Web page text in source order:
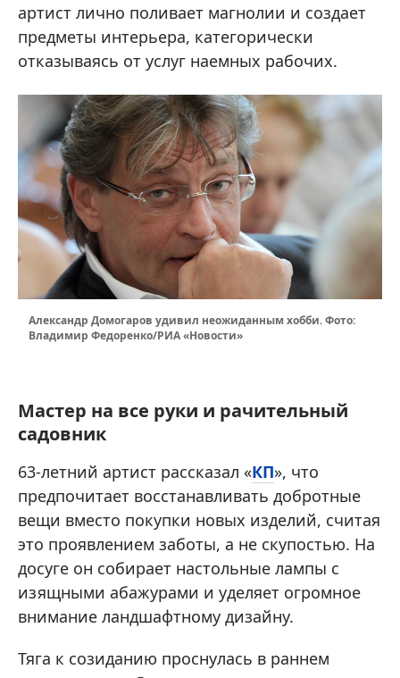
артист лично поливает магнолии и создает
предметы интерьера, категорически
отказываясь от услуг наемных рабочих.
Александр Домогаров удивил неожиданным хобби. Фото:
Владимир Федоренко/РИА «Новости»
Мастер на все руки и рачительный
садовник
63-летний артист рассказал «КП», что
предпочитает восстанавливать добротные
вещи вместо покупки новых изделий, считая
это проявлением заботы, а не скупостью. На
досуге он собирает настольные лампы с
изящными абажурами и уделяет огромное
внимание ландшафтному дизайну.
Тяга к созиданию проснулась в раннем